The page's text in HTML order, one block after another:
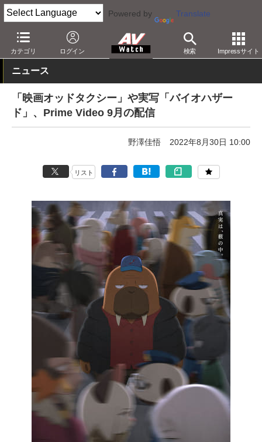
Powered by Translate
カテゴリ ログイン 検索 Impressサイト
AV Watch コンテンツ・サービス 映像配信 Amazonビデオ
ニュース
「映画オッドタクシー」や実写「バイオハザー
ド」、Prime Video 9月の配信
野澤佳悟 2022年8月30日 10:00
リスト